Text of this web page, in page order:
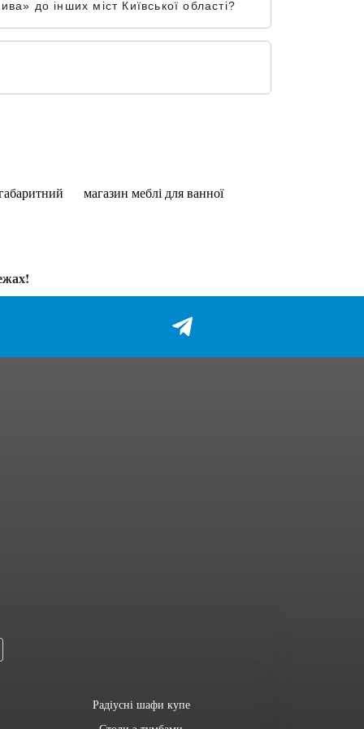
до інших міст Київської області?
магазин меблі для ванної
Радіусні шафи купе